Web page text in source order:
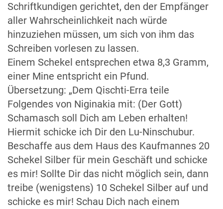
Schriftkundigen gerichtet, den der Empfänger
aller Wahrscheinlichkeit nach würde
hinzuziehen müssen, um sich von ihm das
Schreiben vorlesen zu lassen.
Einem Schekel entsprechen etwa 8,3 Gramm,
einer Mine entspricht ein Pfund.
Übersetzung: „Dem Qischti-Erra teile
Folgendes von Niginakia mit: (Der Gott)
Schamasch soll Dich am Leben erhalten!
Hiermit schicke ich Dir den Lu-Ninschubur.
Beschaffe aus dem Haus des Kaufmannes 20
Schekel Silber für mein Geschäft und schicke
es mir! Sollte Dir das nicht möglich sein, dann
treibe (wenigstens) 10 Schekel Silber auf und
schicke es mir! Schau Dich nach einem